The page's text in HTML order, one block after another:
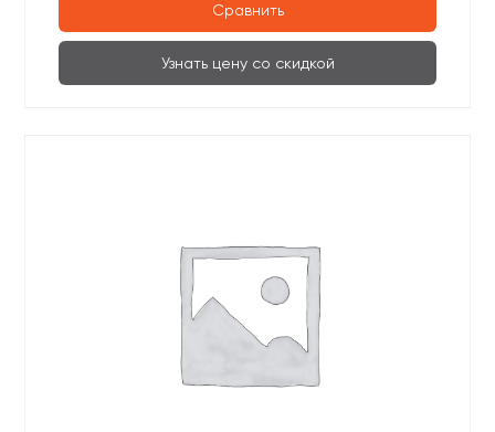
Сравнить
Узнать цену со скидкой